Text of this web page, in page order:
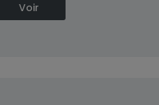
Voir